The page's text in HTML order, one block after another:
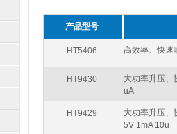
产品型号
HT5406 高效率、快
HT9430
大功率升压、
uA
HT9429
大功率升压、
5V 1mA 10u